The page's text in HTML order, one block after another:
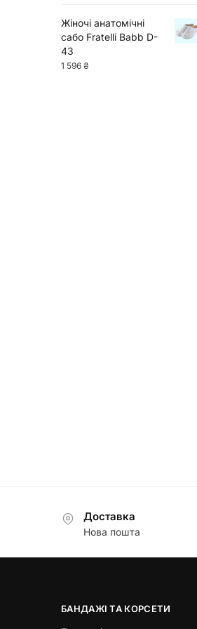
Жіночі анатомічні
сабо Fratelli Babb D-
43
1 596 ₴
Доставка
Нова пошта
БАНДАЖІ ТА КОРСЕТИ